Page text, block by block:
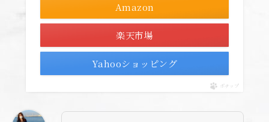
Amazon
楽天市場
Yahooショッピング
ポチップ